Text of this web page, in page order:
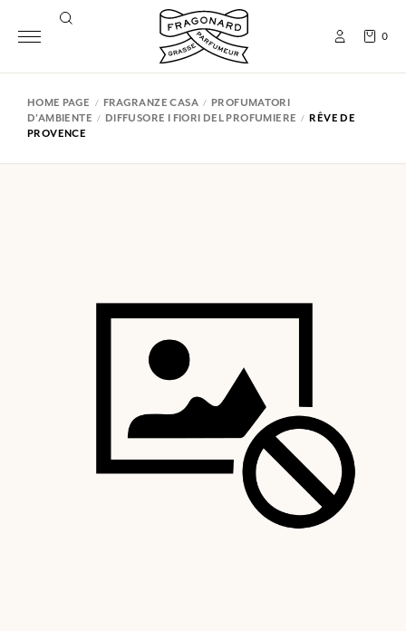
0
HOME PAGE FRAGRANZE CASA
PROFUMATORI
D'AMBIENTE
DIFFUSORE I FIORI DEL PROFUMIERE
RÊVE DE
PROVENCE